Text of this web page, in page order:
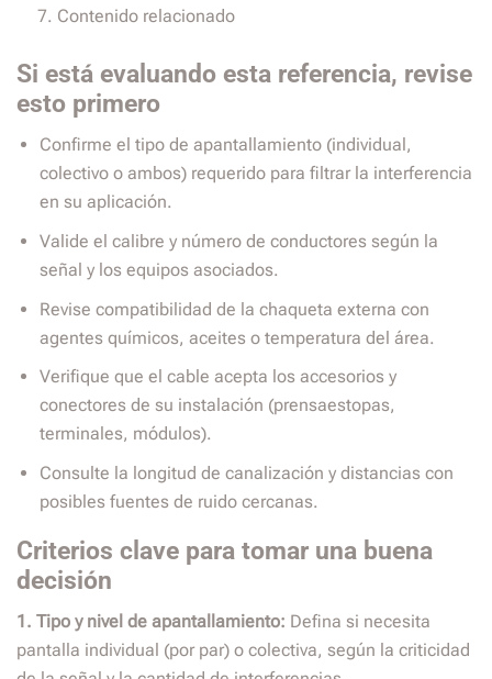
Contenido relacionado
Si está evaluando esta referencia, revise
esto primero
Confirme el tipo de apantallamiento (individual,
colectivo o ambos) requerido para filtrar la interferencia
en su aplicación.
Valide el calibre y número de conductores según la
señal y los equipos asociados.
Revise compatibilidad de la chaqueta externa con
agentes químicos, aceites o temperatura del área.
Verifique que el cable acepta los accesorios y
conectores de su instalación (prensaestopas,
terminales, módulos).
Consulte la longitud de canalización y distancias con
posibles fuentes de ruido cercanas.
Criterios clave para tomar una buena
decisión
1. Tipo y nivel de apantallamiento: Defina si necesita
pantalla individual (por par) o colectiva, según la criticidad